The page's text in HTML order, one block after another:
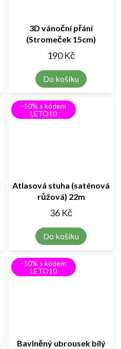
3D vánoční přání
(Stromeček 15cm)
190 Kč
Do košíku
-10% s kódem
LETO10
Atlasová stuha (saténová
růžová) 22m
36 Kč
Do košíku
-10% s kódem
LETO10
Bavlněný ubrousek bílý